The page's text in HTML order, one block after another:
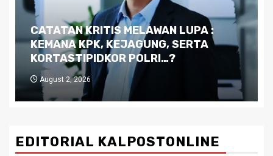
Dilema Kaltim di Tengah Krisis:
Kutukan Sumber Daya Alam dan
Pemimpin yang Tak Kreatif
July 29, 2026
EDITORIAL KALPOSTONLINE